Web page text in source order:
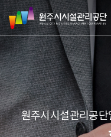
스
킵
네
비
게
이
션
원
주
시
시
설
관
리
공
단원주시시설관리공